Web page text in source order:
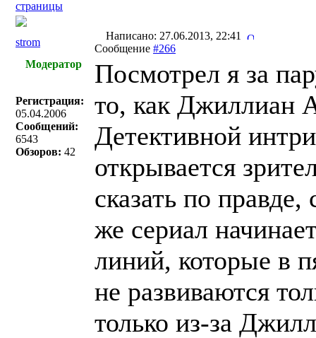
страницы
strom
Написано: 27.06.2013, 22:41
Сообщение #266
Модератор
Регистрация:
05.04.2006
Сообщений:
6543
Обзоров: 42
Посмотрел я за
то, как Джиллиан
Детективной
открывается
сказать по
же сериал
линий, которые в
не развиваются
только из-за